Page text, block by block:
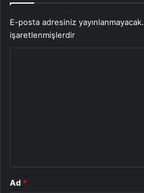
E-posta adresiniz yayınlanmayacak.
işaretlenmişlerdir
Ad *